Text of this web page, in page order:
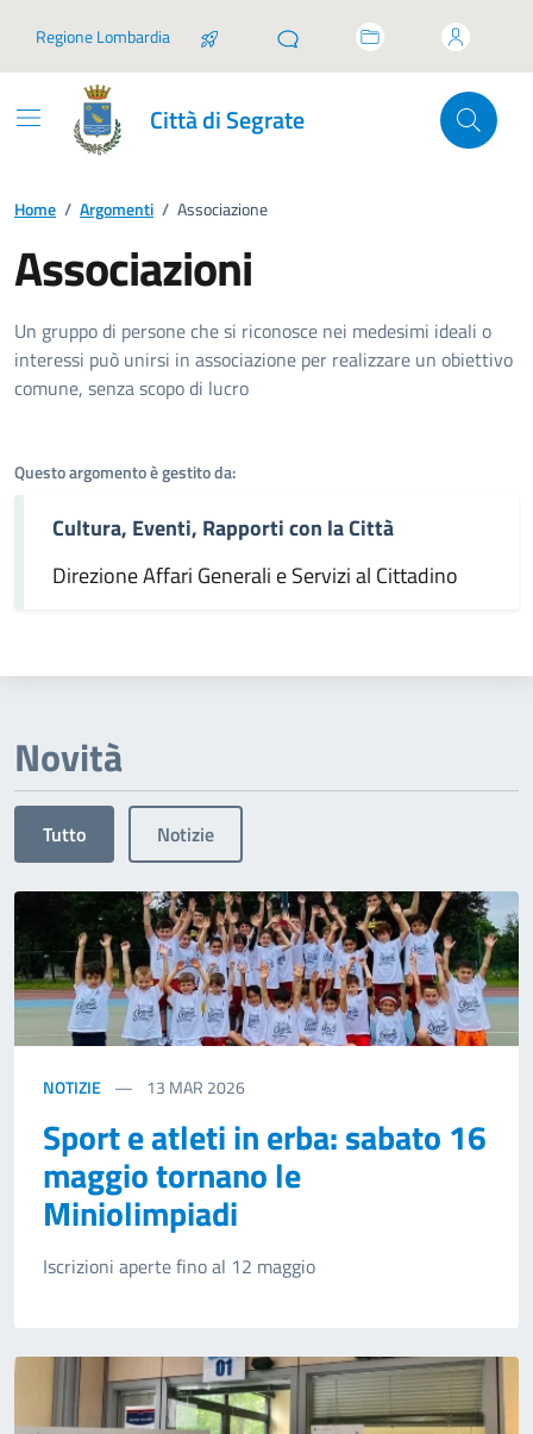
Regione Lombardia
Città di Segrate
Home / Argomenti / Associazione
Associazioni
Dettagli dell'argomento
Un gruppo di persone che si riconosce nei medesimi ideali o
interessi può unirsi in associazione per realizzare un obiettivo
comune, senza scopo di lucro
Questo argomento è gestito da:
Cultura, Eventi, Rapporti con la Città
Direzione Affari Generali e Servizi al Cittadino
Novità
Tutto Notizie
NOTIZIE 13 MAR 2026
Sport e atleti in erba: sabato 16
maggio tornano le
Miniolimpiadi
Iscrizioni aperte fino al 12 maggio